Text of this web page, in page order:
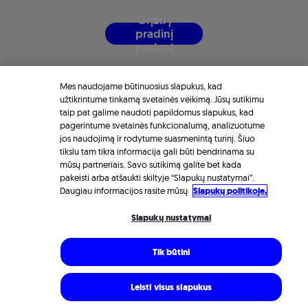
Grįžtiį
pradinį
puslapį
Mes naudojame būtinuosius slapukus, kad
užtikrintume tinkamą svetainės veikimą. Jūsų sutikimu
taip pat galime naudoti papildomus slapukus, kad
pagerintume svetainės funkcionalumą, analizuotume
jos naudojimą ir rodytume suasmenintą turinį. Šiuo
tikslu tam tikra informacija gali būti bendrinama su
mūsų partneriais. Savo sutikimą galite bet kada
pakeisti arba atšaukti skiltyje “Slapukų nustatymai”.
Daugiau informacijos rasite mūsų Slapukų politikoje.
Slapukų nustatymai
Tik būtini
Leisti visus slapukus